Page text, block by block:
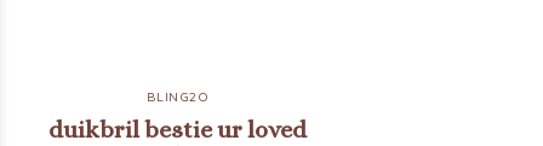
BLING2O
duikbril bestie ur loved